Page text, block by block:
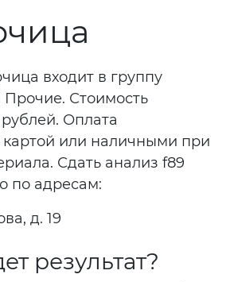
входит в группу
Прочие. Стоимость
Оплата
картой или наличными при
Сдать анализ f89
по адресам:
д. 19
результат?